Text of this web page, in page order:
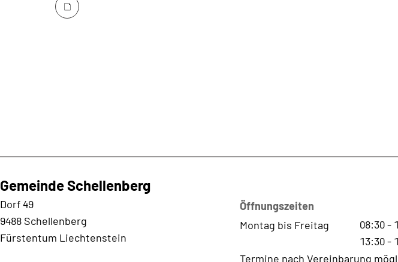
Gemeinde Schellenberg
Dorf 49
9488 Schellenberg
Fürstentum Liechtenstein
Öffnungszeiten
Montag bis Freitag
08:30-
13:30-
Termine nach Vereinbarung